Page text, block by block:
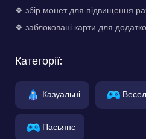
❖ збір монет для підвищення
❖ заблоковані карти для
Категорії:
Казуальні
Пасьянс